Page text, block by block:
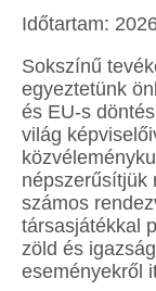
Időtartam:
Sokszínű
egyeztetünk
és EU-s
világ
népszerűsítjük
számos
társasjátékkal
zöld és
eseményekről